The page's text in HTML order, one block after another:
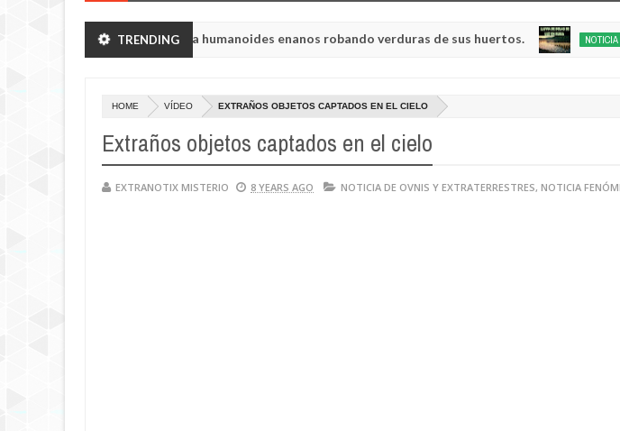
TRENDING
de Chelyabinsk vieron a humanoides enanos robando verduras de sus huertos. NOTICIA Lluvia
HOME VÍDEO EXTRAÑOS OBJETOS CAPTADOS EN EL CIELO
Extraños objetos captados en el cielo
EXTRANOTIX MISTERIO 8 YEARS AGO NOTICIA DE OVNIS Y EXTRATERRESTRES, NOTICIA